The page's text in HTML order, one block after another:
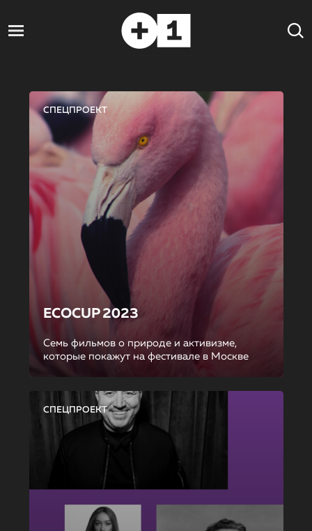
СПЕЦПРОЕКТ
ECOCUP 2023
Семь фильмов о природе и активизме,
которые покажут на фестивале в Москве
СПЕЦПРОЕКТ